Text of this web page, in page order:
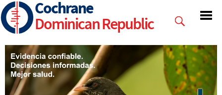
Skip
to
main
Cochrane
Dominican Republic